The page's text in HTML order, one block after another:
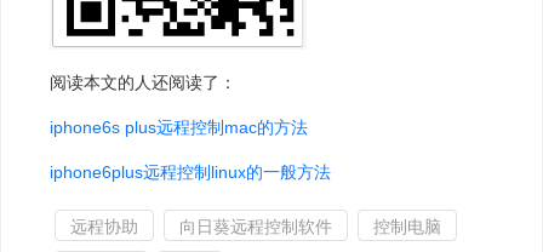
阅读本文的人还阅读了：
iphone6s plus远程控制mac的方法
iphone6plus远程控制linux的一般方法
远程协助 向日葵远程控制软件 控制电脑